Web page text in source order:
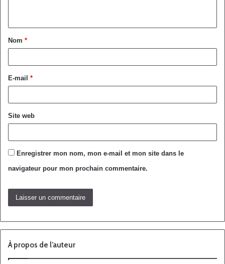
Nom *
E-mail *
Site web
Enregistrer mon nom, mon e-mail et mon site dans le
navigateur pour mon prochain commentaire.
À propos de l’auteur